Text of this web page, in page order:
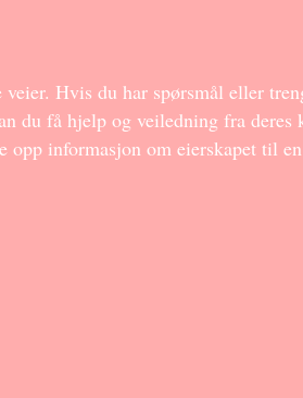
Hvis du har spørsmål eller
du få hjelp og veiledning fra
opp informasjon om eierskapet til